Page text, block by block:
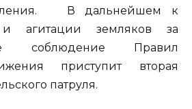
В дальнейшем к
и агитации земляков за
соблюдение Правил
приступит вторая
патруля.